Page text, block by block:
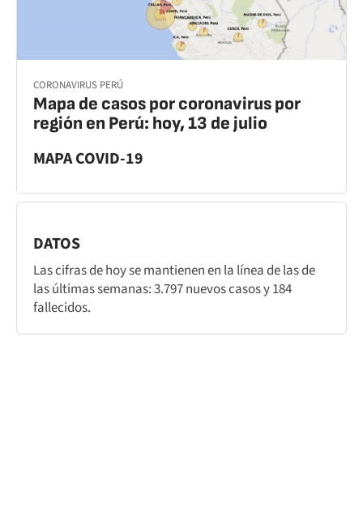
CORONAVIRUS PERÚ
Mapa de casos por coronavirus por
región en Perú: hoy, 13 de julio
MAPA COVID-19
DATOS
Las cifras de hoy se mantienen en la línea de las de
las últimas semanas: 3.797 nuevos casos y 184
fallecidos.